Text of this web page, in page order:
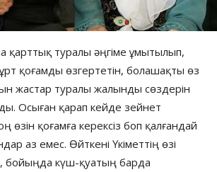
қарттық туралы әңгіме ұмытылып,
қоғамды өзгертетін, болашақты өз
жастар туралы жалынды сөздерін
Осыған қарап кейде зейнет
өзін қоғамға керексіз боп қалғандай
аз емес. Өйткені Үкіметтің өзі
бойыңда күш-қуатың барда